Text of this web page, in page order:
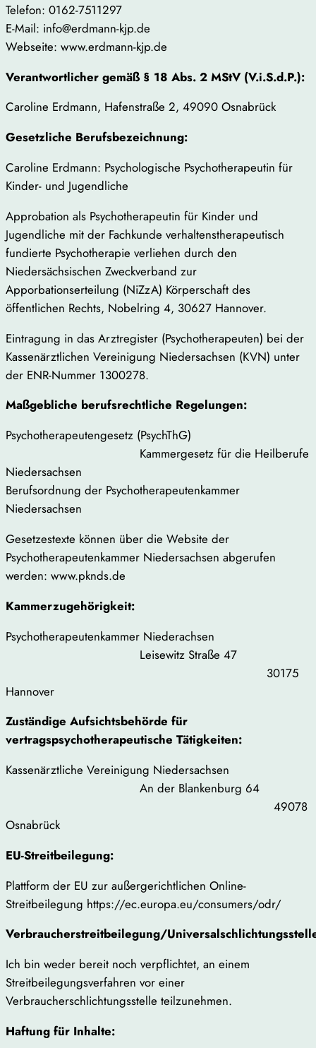
Telefon: 0162-7511297
E-Mail: info@erdmann-kjp.de
Webseite: www.erdmann-kjp.de
Verantwortlicher gemäß § 18 Abs. 2 MStV (V.i.S.d.P.):
Caroline Erdmann, Hafenstraße 2, 49090 Osnabrück
Gesetzliche Berufsbezeichnung:
Caroline Erdmann: Psychologische Psychotherapeutin für
Kinder- und Jugendliche
Approbation als Psychotherapeutin für Kinder und
Jugendliche mit der Fachkunde verhaltenstherapeutisch
fundierte Psychotherapie verliehen durch den
Niedersächsischen Zweckverband zur
Apporbationserteilung (NiZzA) Körperschaft des
öffentlichen Rechts, Nobelring 4, 30627 Hannover.
Eintragung in das Arztregister (Psychotherapeuten) bei der
Kassenärztlichen Vereinigung Niedersachsen (KVN) unter
der ENR-Nummer 1300278.
Maßgebliche berufsrechtliche Regelungen:
Psychotherapeutengesetz (PsychThG)
Kammergesetz für die Heilberufe
Niedersachsen
Berufsordnung der Psychotherapeutenkammer
Niedersachsen
Gesetzestexte können über die Website der
Psychotherapeutenkammer Niedersachsen abgerufen
werden: www.pknds.de
Kammerzugehörigkeit:
Psychotherapeutenkammer Niederachsen
Leisewitz Straße 47
30175
Hannover
Zuständige Aufsichtsbehörde für
vertragspsychotherapeutische Tätigkeiten:
Kassenärztliche Vereinigung Niedersachsen
An der Blankenburg 64
49078
Osnabrück
EU-Streitbeilegung:
Plattform der EU zur außergerichtlichen Online-
Streitbeilegung https://ec.europa.eu/consumers/odr/
Verbraucherstreitbeilegung/
Ich bin weder bereit noch verpflichtet, an einem
Streitbeilegungsverfahren vor einer
Verbraucherschlichtungsstelle teilzunehmen.
Haftung für Inhalte: